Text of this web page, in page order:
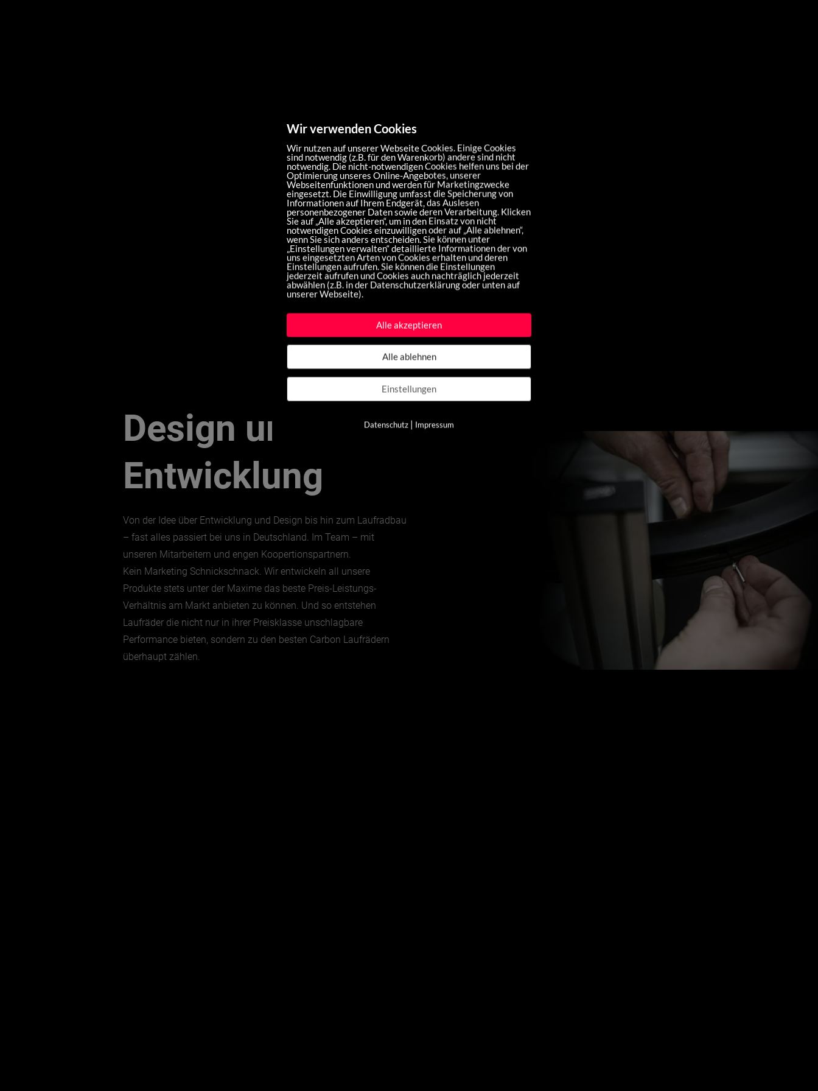
Design und
Entwicklung
Von der Idee über Entwicklung und Design bis hin zum Laufradbau
– fast alles passiert bei uns in Deutschland. Im Team – mit
unseren Mitarbeitern und engen Koopertionspartnern.
Kein Marketing Schnickschnack. Wir entwickeln all unsere
Produkte stets unter der Maxime das beste Preis-Leistungs-
Verhältnis am Markt anbieten zu können. Und so entstehen
Laufräder die nicht nur in ihrer Preisklasse unschlagbare
Performance bieten, sondern zu den besten Carbon Laufrädern
überhaupt zählen.
Wir verwenden Cookies
Wir nutzen auf unserer Webseite Cookies. Einige Cookies
sind notwendig (z.B. für den Warenkorb) andere sind nicht
notwendig. Die nicht-notwendigen Cookies helfen uns bei der
Optimierung unseres Online-Angebotes, unserer
Webseitenfunktionen und werden für Marketingzwecke
eingesetzt. Die Einwilligung umfasst die Speicherung von
Informationen auf Ihrem Endgerät, das Auslesen
personenbezogener Daten sowie deren Verarbeitung. Klicken
Sie auf „Alle akzeptieren“, um in den Einsatz von nicht
notwendigen Cookies einzuwilligen oder auf „Alle ablehnen“,
wenn Sie sich anders entscheiden. Sie können unter
„Einstellungen verwalten“ detaillierte Informationen der von
uns eingesetzten Arten von Cookies erhalten und deren
Einstellungen aufrufen. Sie können die Einstellungen
jederzeit aufrufen und Cookies auch nachträglich jederzeit
abwählen (z.B. in der Datenschutzerklärung oder unten auf
unserer Webseite).
Alle akzeptieren
Alle ablehnen
Einstellungen
Datenschutz | Impressum